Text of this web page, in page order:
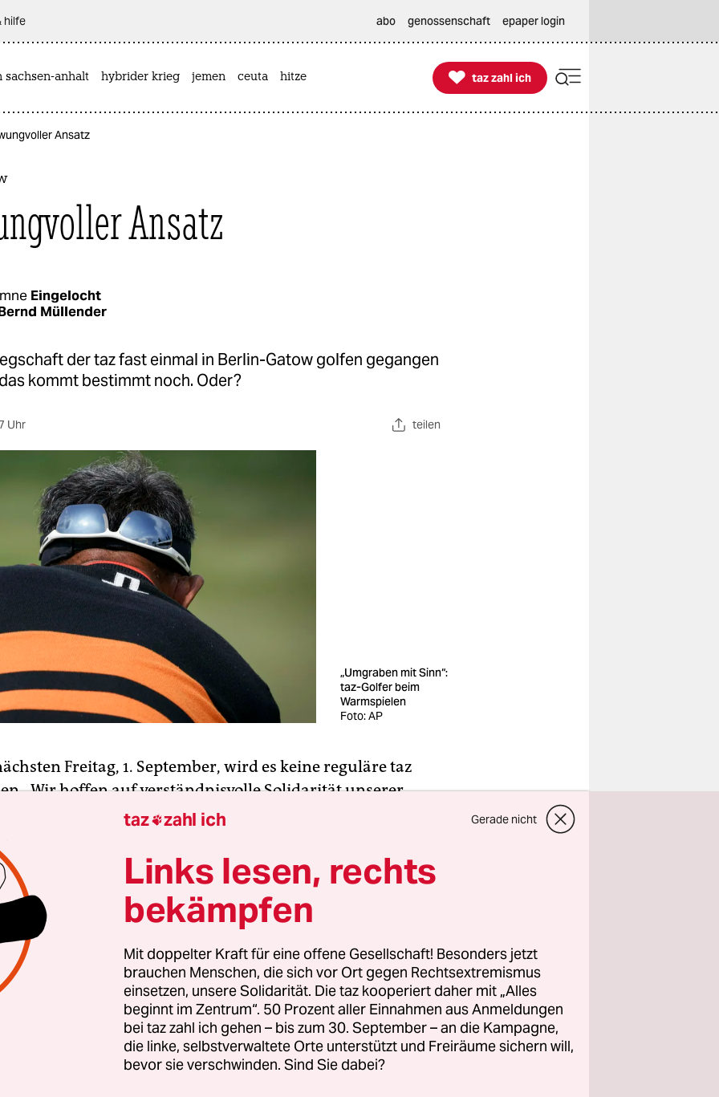
hilfe abo genossenschaft epaper login
sachsen-anhalt hybrider krieg jemen ceuta hitze 
taz zahl ich
taz zahl ich
Ansatz
Ansatz
Eingelocht
Müllender
der taz fast einmal in Berlin-Gatow golfen gegangen
kommt bestimmt noch. Oder?
Uhr teilen
„Umgraben mit Sinn“:
taz-Golfer beim
Warmspielen
Foto: AP
Freitag, 1. September, wird es keine reguläre taz
„Wir hoffen auf verständnisvolle Solidarität unserer
so Chefredakteurin Ulrike Winkelmann
der wachsenden Bedeutung des Golfsports werden wir
aus Redaktion, Verlag, Genossenschaft und
Tag davor den ersten gemeinsamen Golftag einlegen.
Golf.“
will sich die Belegschaftim Berliner Golf Club
Ein Trainerteam steht für erste Übungseinheiten auf
und Puttinggrüns bereit. „Golfen ist Wandern mit Sinn“,
„und dient nachweislich dem Teambuilding.
gibt uns neuen Schwung in der taz.“ Die Kicker des
planen am Abend ein Showmatch im Fußballgolf.
taz zahl ich Gerade nicht
Links lesen, rechts
bekämpfen
Mit doppelter Kraft für eine offene Gesellschaft! Besonders jetzt
brauchen Menschen, die sich vor Ort gegen Rechtsextremismus
einsetzen, unsere Solidarität. Die taz kooperiert daher mit „Alles
beginnt im Zentrum“. 50 Prozent aller Einnahmen aus Anmeldungen
bei taz zahl ich gehen – bis zum 30. September – an die Kampagne,
die linke, selbstverwaltete Orte unterstützt und Freiräume sichern will,
bevor sie verschwinden. Sind Sie dabei?